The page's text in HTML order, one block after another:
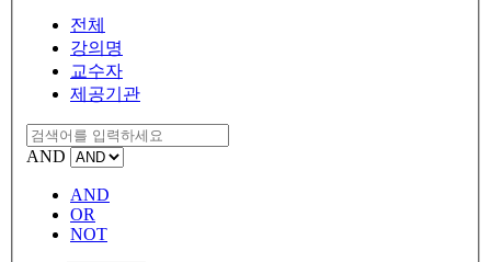
전체
강의명
교수자
제공기관
AND
AND
OR
NOT